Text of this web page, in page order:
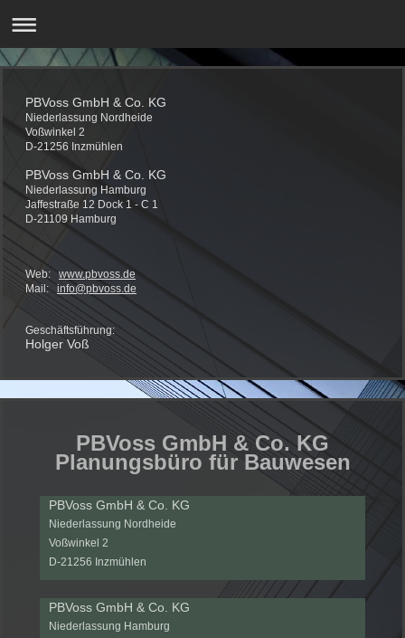
PBVoss GmbH & Co. KG
Niederlassung Nordheide
Voßwinkel 2
D-21256 Inzmühlen
PBVoss GmbH & Co. KG
Niederlassung Hamburg
Jaffestraße 12 Dock 1 - C 1
D-21109 Hamburg
Web: www.pbvoss.de
Mail: info@pbvoss.de
Geschäftsführung:
Holger Voß
PBVoss GmbH & Co. KG
Planungsbüro für Bauwesen
PBVoss GmbH & Co. KG
Niederlassung Nordheide
Voßwinkel 2
D-21256 Inzmühlen
PBVoss GmbH & Co. KG
Niederlassung Hamburg